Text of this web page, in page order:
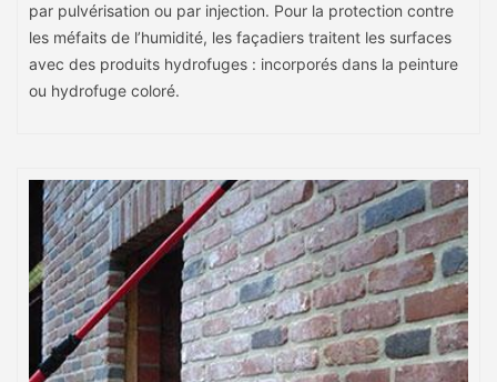
par pulvérisation ou par injection. Pour la protection contre
les méfaits de l’humidité, les façadiers traitent les surfaces
avec des produits hydrofuges : incorporés dans la peinture
ou hydrofuge coloré.